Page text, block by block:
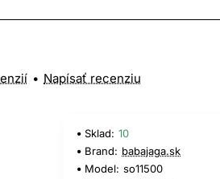
• Napísať recenziu
Sklad: 10
Brand: babajaga.sk
Model: so11500